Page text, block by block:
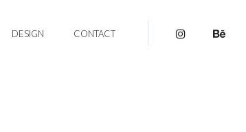
DESIGN CONTACT pinterest